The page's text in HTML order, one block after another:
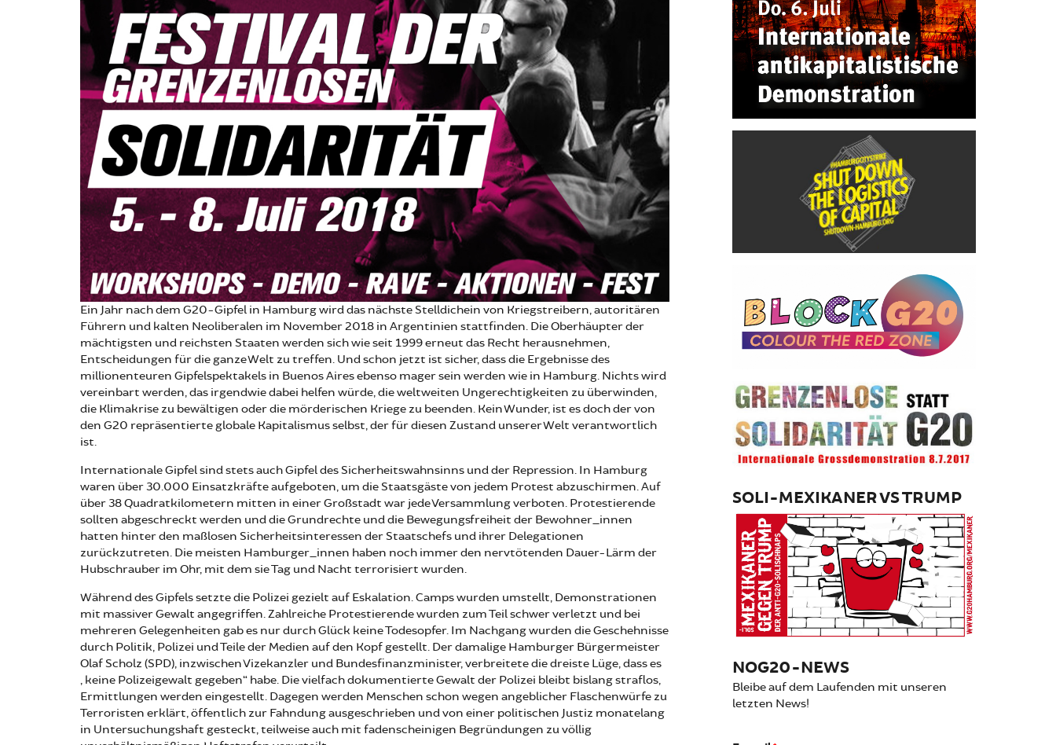
Ein Jahr nach dem G20-Gipfel in Hamburg wird das nächste Stelldichein von Kriegstreibern, autoritären
Führern und kalten Neoliberalen im November 2018 in Argentinien stattfinden. Die Oberhäupter der
mächtigsten und reichsten Staaten werden sich wie seit 1999 erneut das Recht herausnehmen,
Entscheidungen für die ganze Welt zu treffen. Und schon jetzt ist sicher, dass die Ergebnisse des
millionenteuren Gipfelspektakels in Buenos Aires ebenso mager sein werden wie in Hamburg. Nichts wird
vereinbart werden, das irgendwie dabei helfen würde, die weltweiten Ungerechtigkeiten zu überwinden,
die Klimakrise zu bewältigen oder die mörderischen Kriege zu beenden. Kein Wunder, ist es doch der von
den G20 repräsentierte globale Kapitalismus selbst, der für diesen Zustand unserer Welt verantwortlich
ist.
Internationale Gipfel sind stets auch Gipfel des Sicherheitswahnsinns und der Repression. In Hamburg
waren über 30.000 Einsatzkräfte aufgeboten, um die Staatsgäste von jedem Protest abzuschirmen. Auf
über 38 Quadratkilometern mitten in einer Großstadt war jede Versammlung verboten. Protestierende
sollten abgeschreckt werden und die Grundrechte und die Bewegungsfreiheit der Bewohner_innen
hatten hinter den maßlosen Sicherheitsinteressen der Staatschefs und ihrer Delegationen
zurückzutreten. Die meisten Hamburger_innen haben noch immer den nervtötenden Dauer-Lärm der
Hubschrauber im Ohr, mit dem sie Tag und Nacht terrorisiert wurden.
Während des Gipfels setzte die Polizei gezielt auf Eskalation. Camps wurden umstellt, Demonstrationen
mit massiver Gewalt angegriffen. Zahlreiche Protestierende wurden zum Teil schwer verletzt und bei
mehreren Gelegenheiten gab es nur durch Glück keine Todesopfer. Im Nachgang wurden die Geschehnisse
durch Politik, Polizei und Teile der Medien auf den Kopf gestellt. Der damalige Hamburger Bürgermeister
Olaf Scholz (SPD), inzwischen Vizekanzler und Bundesfinanzminister, verbreitete die dreiste Lüge, dass es
„keine Polizeigewalt gegeben“ habe. Die vielfach dokumentierte Gewalt der Polizei bleibt bislang straflos,
Ermittlungen werden eingestellt. Dagegen werden Menschen schon wegen angeblicher Flaschenwürfe zu
Terroristen erklärt, öffentlich zur Fahndung ausgeschrieben und von einer politischen Justiz monatelang
in Untersuchungshaft gesteckt, teilweise auch mit fadenscheinigen Begründungen zu völlig
SOLI-MEXIKANER VS TRUMP
NOG20-NEWS
Bleibe auf dem Laufenden mit unseren
letzten News!